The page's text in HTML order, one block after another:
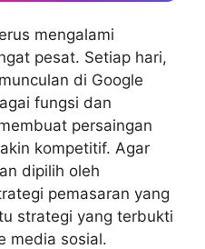
mengalami
pesat. Setiap hari,
di Google
fungsi dan
persaingan
kompetitif. Agar
dipilih oleh
pemasaran yang
strategi yang terbukti
media sosial.